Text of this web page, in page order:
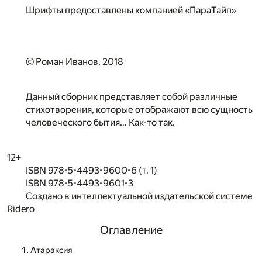
Шрифты предоставлены компанией «ПараТайп»
© Роман Иванов, 2018
Данный сборник представляет собой различные
стихотворения, которые отображают всю сущность
человеческого бытия… Как-то так.
12+
ISBN 978-5-4493-9600-6 (т. 1)
ISBN 978-5-4493-9601-3
Создано в интеллектуальной издательской системе
Ridero
Оглавление
Атараксия